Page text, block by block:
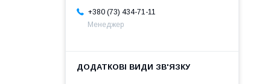
+380 (73) 434-71-11
Менеджер